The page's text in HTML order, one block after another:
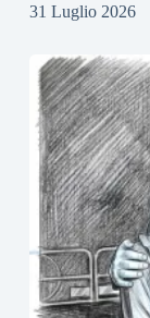
31 Luglio 2026